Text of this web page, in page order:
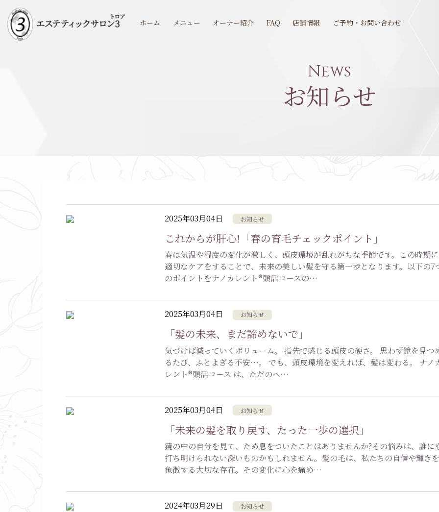
ホーム メニュー オーナー紹介 FAQ 店舗情報 ご予約・お問い合わせ
News
お知らせ
2025年03月04日 お知らせ
これからが肝心!「春の育毛チェックポイント」
春は気温や湿度の変化が激しく、頭皮環境が乱れがちな季節です。この時期に
適切なケアをすることで、未来の美しい髪を守る第一歩となります。以下の7
のポイントをナノカレント®頭活コースの…
2025年03月04日 お知らせ
「髪の未来、まだ諦めないで」
気づけば減っていくボリューム。 指先で感じる頭皮の硬さ。 思わず鏡を見つ
るたび、ふとよぎる不安…。 でも、頭皮環境を変えれば、髪は変わる。 ナノ
レント®頭活コース は、ただのヘ…
2025年03月04日 お知らせ
「未来の髪を取り戻す、たった一歩の選択」
鏡の中の自分を見て、ため息をついたことはありませんか?その悩みは、誰に
打ち明けられない深いものかもしれません。髪の毛は、私たちの自信や輝きを
象徴する大切な存在。その変化に心を痛め…
2024年03月29日 お知らせ